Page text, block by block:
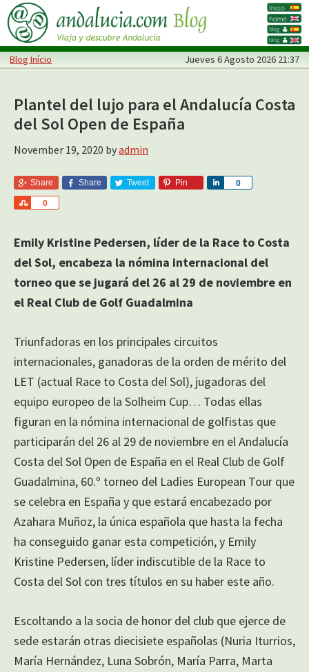
Skip
to
main
content
Skip
to
primary
sidebar
Blog Início Jueves 6 Agosto 2026 21:37
Plantel del lujo para el Andalucía Costa
del Sol Open de España
November 19, 2020 byadmin
Share Share Tweet Pin 0
0
r
e
Emily Kristine Pedersen, líder de la Race to Costa
del Sol, encabeza la nómina internacional del
torneo que se jugará del 26 al 29 de noviembre en
el Real Club de Golf Guadalmina
Triunfadoras en los principales circuitos
internacionales, ganadoras de la orden de mérito del
LET (actual Race to Costa del Sol), jugadoras del
equipo europeo de la Solheim Cup… Todas ellas
figuran en la nómina internacional de golfistas que
participarán del 26 al 29 de noviembre en el Andalucía
Costa del Sol Open de España en el Real Club de Golf
Guadalmina, 60.º torneo del Ladies European Tour que
se celebra en España y que estará encabezado por
Azahara Muñoz, la única española que hasta la fecha
ha conseguido ganar esta competición, y Emily
Kristine Pedersen, líder indiscutible de la Race to
Costa del Sol con tres títulos en su haber este año.
Escoltando a la socia de honor del club que ejerce de
sede estarán otras diecisiete españolas (Nuria Iturrios,
María Hernández, Luna Sobrón, María Parra, Marta